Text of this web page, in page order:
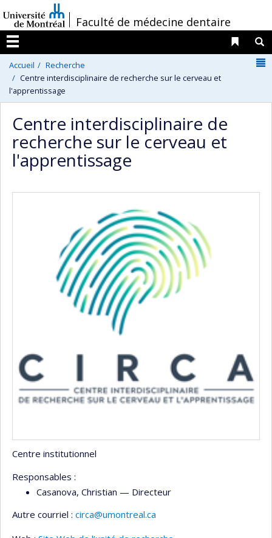
au
contenu
/Faculté de médecine dentaire
Menu
Liens
Accueil
Recherche
Centre interdisciplinaire de recherche sur le cerveau et
l'apprentissage
Centre interdisciplinaire de
recherche sur le cerveau et
l'apprentissage
Centre institutionnel
Responsables :
Casanova, Christian — Directeur
Autre courriel : circa@umontreal.ca